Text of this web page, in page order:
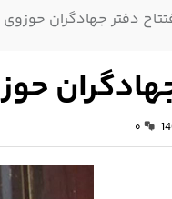
دفتر جهادگران حوزوی
۰